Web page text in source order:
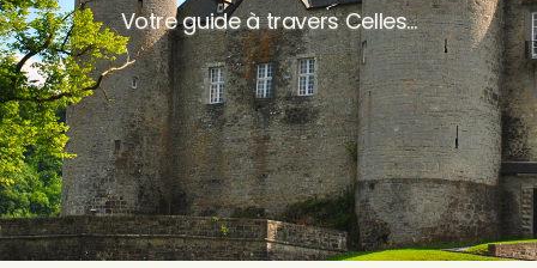
Votre guide à travers Celles...